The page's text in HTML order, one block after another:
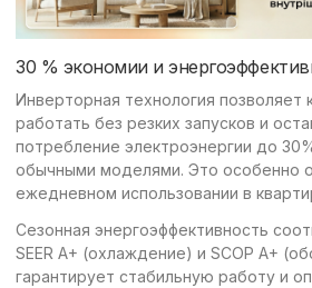
30 % экономии и
Инверторная технология позволяет
работать без резких запусков и
потребление электроэнергии до
обычными моделями. Это особенно
ежедневном использовании в
Сезонная энергоэффективность
SEER A+ (охлаждение) и SCOP A+
гарантирует стабильную работу и